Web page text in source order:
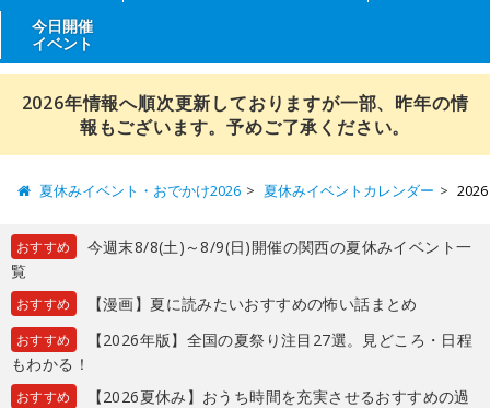
今日開催
イベント
2026年情報へ順次更新しておりますが一部、昨年の情
報もございます。予めご了承ください。
夏休みイベント・おでかけ2026 夏休みイベントカレンダー
おすすめ
今週末8/8(土)～8/9(日)開催の関西の夏休みイベント一
覧
おすすめ 【漫画】夏に読みたいおすすめの怖い話まとめ
おすすめ
【2026年版】全国の夏祭り注目27選。見どころ・日程
もわかる！
おすすめ
【2026夏休み】おうち時間を充実させるおすすめの過